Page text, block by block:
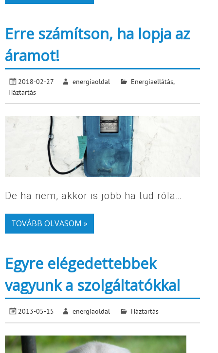
Erre számítson, ha lopja az
áramot!
2018-02-27 energiaoldal Energiaellátás,
Háztartás
De ha nem, akkor is jobb ha tud róla…
TOVÁBB OLVASOM »
Egyre elégedettebbek
vagyunk a szolgáltatókkal
2013-05-15 energiaoldal Háztartás